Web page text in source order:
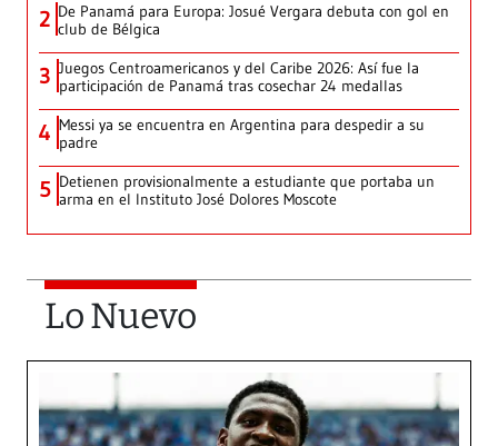
2 De Panamá para Europa: Josué Vergara debuta con gol en
club de Bélgica
3 Juegos Centroamericanos y del Caribe 2026: Así fue la
participación de Panamá tras cosechar 24 medallas
4 Messi ya se encuentra en Argentina para despedir a su
padre
5 Detienen provisionalmente a estudiante que portaba un
arma en el Instituto José Dolores Moscote
Lo Nuevo